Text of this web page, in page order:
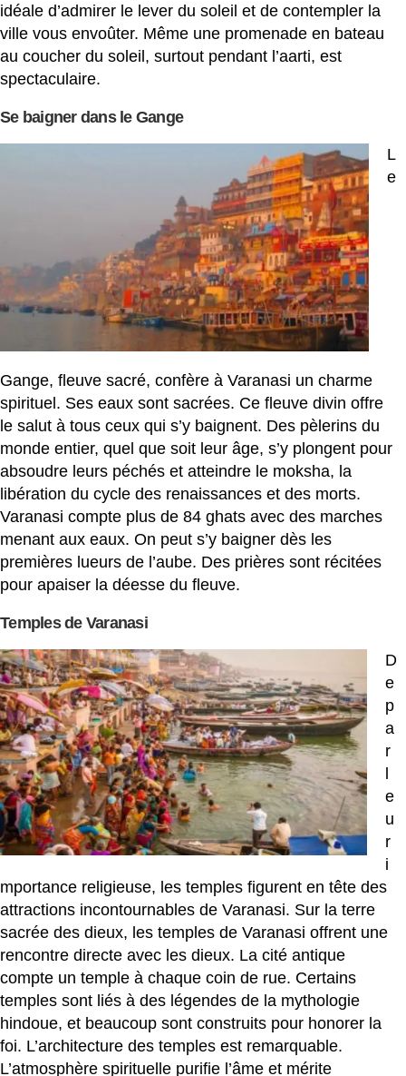
idéale d’admirer le lever du soleil et de contempler la
ville vous envoûter. Même une promenade en bateau
au coucher du soleil, surtout pendant l’aarti, est
spectaculaire.
Se baigner dans le Gange
L
e
Gange, fleuve sacré, confère à Varanasi un charme
spirituel. Ses eaux sont sacrées. Ce fleuve divin offre
le salut à tous ceux qui s’y baignent. Des pèlerins du
monde entier, quel que soit leur âge, s’y plongent pour
absoudre leurs péchés et atteindre le moksha, la
libération du cycle des renaissances et des morts.
Varanasi compte plus de 84 ghats avec des marches
menant aux eaux. On peut s’y baigner dès les
premières lueurs de l’aube. Des prières sont récitées
pour apaiser la déesse du fleuve.
Temples de Varanasi
D
e
p
a
r
l
e
u
r
i
mportance religieuse, les temples figurent en tête des
attractions incontournables de Varanasi. Sur la terre
sacrée des dieux, les temples de Varanasi offrent une
rencontre directe avec les dieux. La cité antique
compte un temple à chaque coin de rue. Certains
temples sont liés à des légendes de la mythologie
hindoue, et beaucoup sont construits pour honorer la
foi. L’architecture des temples est remarquable.
L’atmosphère spirituelle purifie l’âme et mérite